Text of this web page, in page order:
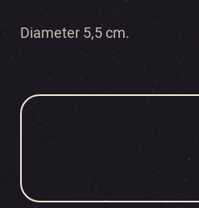
Diameter 5,5 cm.